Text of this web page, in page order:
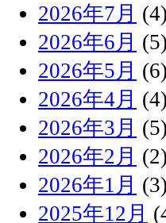
2026年7月 (4)
2026年6月 (5)
2026年5月 (6)
2026年4月 (4)
2026年3月 (5)
2026年2月 (2)
2026年1月 (3)
2025年12月